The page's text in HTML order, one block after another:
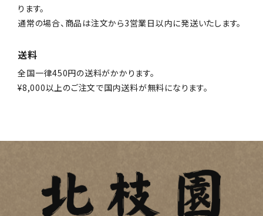
ります。
通常の場合、商品は注文から3営業日以内に発送いたします。
送料
全国一律450円の送料がかかります。
¥8,000以上のご注文で国内送料が無料になります。